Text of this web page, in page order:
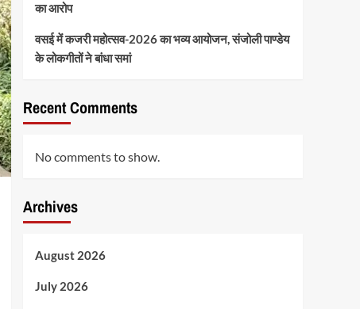
का आरोप
वसई में कजरी महोत्सव-2026 का भव्य आयोजन, संजोली पाण्डेय
के लोकगीतों ने बांधा समां
Recent Comments
No comments to show.
Archives
August 2026
July 2026